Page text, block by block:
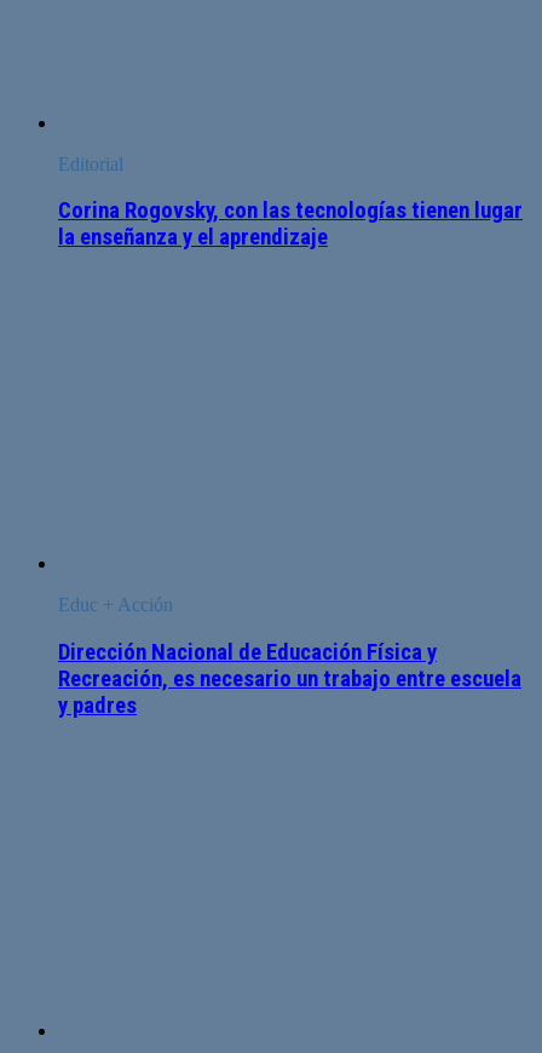
Editorial
Corina Rogovsky, con las tecnologías tienen lugar
la enseñanza y el aprendizaje
Educ + Acción
Dirección Nacional de Educación Física y
Recreación, es necesario un trabajo entre escuela
y padres